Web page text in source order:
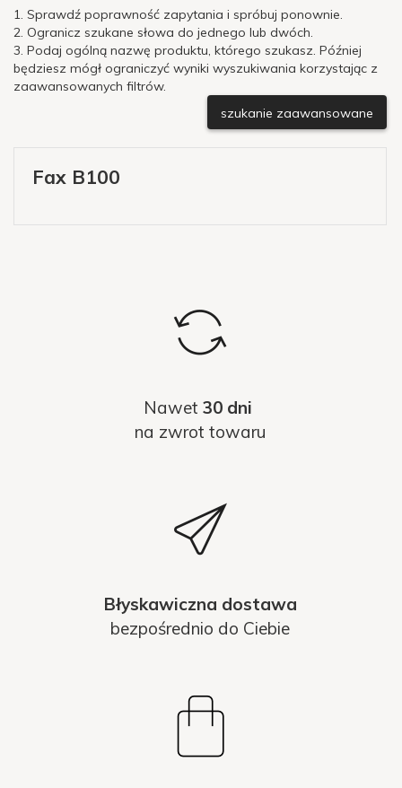
1. Sprawdź poprawność zapytania i spróbuj ponownie.
2. Ogranicz szukane słowa do jednego lub dwóch.
3. Podaj ogólną nazwę produktu, którego szukasz. Później
będziesz mógł ograniczyć wyniki wyszukiwania korzystając z
zaawansowanych filtrów.
szukanie zaawansowane
Fax B100
Nawet 30 dni
na zwrot towaru
Błyskawiczna dostawa
bezpośrednio do Ciebie